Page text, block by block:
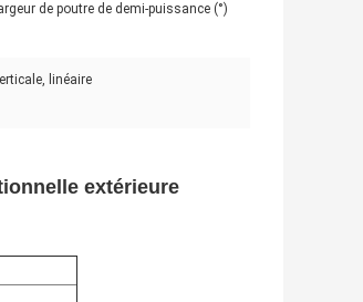
de poutre de demi-puissance (°)
linéaire
extérieure